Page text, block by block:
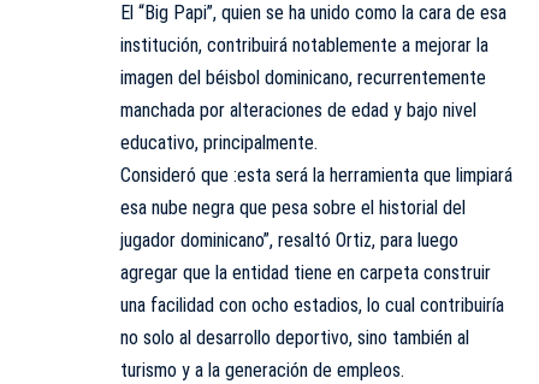
El “Big Papi”, quien se ha unido como la cara de esa
institución, contribuirá notablemente a mejorar la
imagen del béisbol dominicano, recurrentemente
manchada por alteraciones de edad y bajo nivel
educativo, principalmente.
Consideró que :esta será la herramienta que limpiará
esa nube negra que pesa sobre el historial del
jugador dominicano”, resaltó Ortiz, para luego
agregar que la entidad tiene en carpeta construir
una facilidad con ocho estadios, lo cual contribuiría
no solo al desarrollo deportivo, sino también al
turismo y a la generación de empleos.